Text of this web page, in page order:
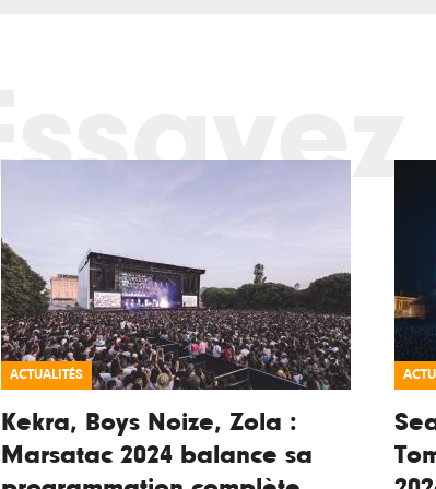
ACTUALITÉS
Kekra, Boys Noize, Zola :
Marsatac 2024 balance sa